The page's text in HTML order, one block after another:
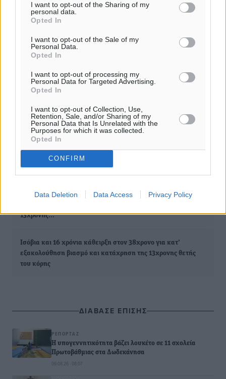
I want to opt-out of the Sharing of my
personal data.
Opted In
I want to opt-out of the Sale of my
Personal Data.
Opted In
I want to opt-out of processing my
Personal Data for Targeted Advertising.
Opted In
I want to opt-out of Collection, Use,
Retention, Sale, and/or Sharing of my
Personal Data that Is Unrelated with the
Purposes for which it was collected.
Opted In
CONFIRM
Data Deletion Data Access Privacy Policy
0
38χρονου κατηγορούμενου για βιασμό της 13χρονης θετής
του κόρης
κράτηση του 38χρονου κατηγορούμενου για βιασμό της
13χρονης…
Διαφωνία Ανακριτή και Εισαγγελέως για την προσωρινή
13χρονης…
Ισόβια και 16 χρόνια κάθειρξη στον 38χρονο για κατ’
εξακολούθηση βιασμό και κατάχρηση της 13χρονης θετής
του κόρης
ΔΙΑΒΑΣΕ ΕΠΙΣΗΣ
ΡΕΠΟΡΤΆΖ
Η υπογεννητικότητα βάζει λουκέτο σε 11 σχολεία
Πρωτοβάθμιας στα Δωδεκάνησα
09.08.26 · 08:07